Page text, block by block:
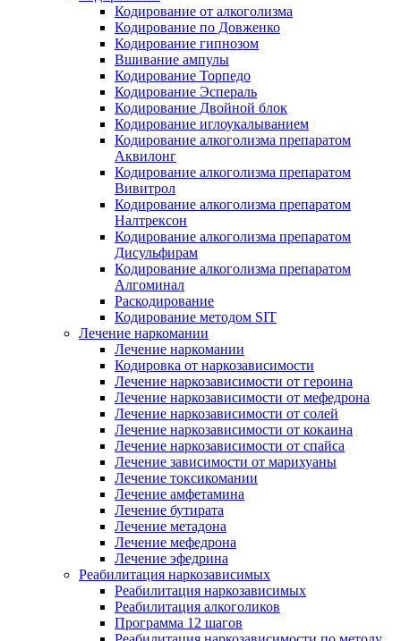
Кодирование от алкоголизма
Кодирование по Довженко
Кодирование гипнозом
Вшивание ампулы
Кодирование Торпедо
Кодирование Эспераль
Кодирование Двойной блок
Кодирование иглоукалыванием
Кодирование алкоголизма препаратом
Аквилонг
Кодирование алкоголизма препаратом
Вивитрол
Кодирование алкоголизма препаратом
Налтрексон
Кодирование алкоголизма препаратом
Дисульфирам
Кодирование алкоголизма препаратом
Алгоминал
Раскодирование
Кодирование методом SIT
Лечение наркомании
Лечение наркомании
Кодировка от наркозависимости
Лечение наркозависимости от героина
Лечение наркозависимости от мефедрона
Лечение наркозависимости от солей
Лечение наркозависимости от кокаина
Лечение наркозависимости от спайса
Лечение зависимости от марихуаны
Лечение токсикомании
Лечение амфетамина
Лечение бутирата
Лечение метадона
Лечение мефедрона
Лечение эфедрина
Реабилитация наркозависимых
Реабилитация наркозависимых
Реабилитация алкоголиков
Программа 12 шагов